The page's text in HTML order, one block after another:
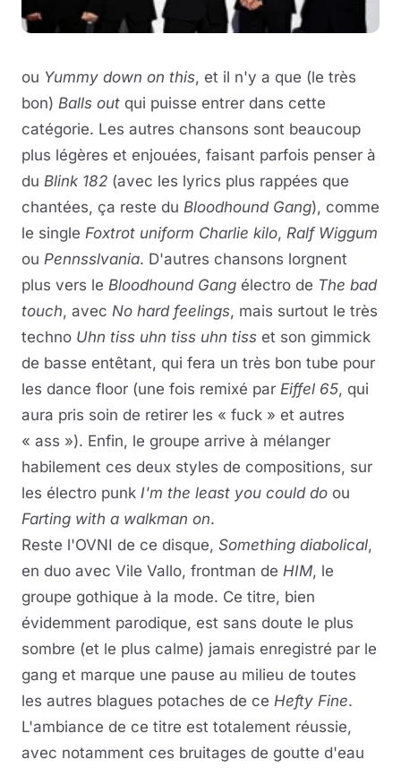
ou Yummy down on this, et il n'y a que (le très
bon) Balls out qui puisse entrer dans cette
catégorie. Les autres chansons sont beaucoup
plus légères et enjouées, faisant parfois penser à
du Blink 182 (avec les lyrics plus rappées que
chantées, ça reste du Bloodhound Gang), comme
le single Foxtrot uniform Charlie kilo, Ralf Wiggum
ou Pennsslvania. D'autres chansons lorgnent
plus vers le Bloodhound Gang électro de The bad
touch, avec No hard feelings, mais surtout le très
techno Uhn tiss uhn tiss uhn tiss et son gimmick
de basse entêtant, qui fera un très bon tube pour
les dance floor (une fois remixé par Eiffel 65, qui
aura pris soin de retirer les « fuck » et autres
« ass »). Enfin, le groupe arrive à mélanger
habilement ces deux styles de compositions, sur
les électro punk I'm the least you could do ou
Farting with a walkman on.
Reste l'OVNI de ce disque, Something diabolical,
en duo avec Vile Vallo, frontman de HIM, le
groupe gothique à la mode. Ce titre, bien
évidemment parodique, est sans doute le plus
sombre (et le plus calme) jamais enregistré par le
gang et marque une pause au milieu de toutes
les autres blagues potaches de ce Hefty Fine.
L'ambiance de ce titre est totalement réussie,
avec notamment ces bruitages de goutte d'eau